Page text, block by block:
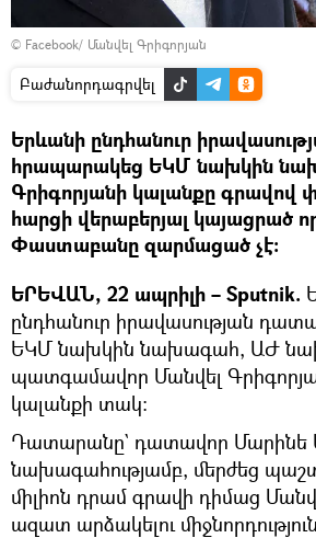
© Facebook/ Մանվել Գրիգորյան
Բաժանորդագրվել
Երևանի ընդհանուր
հրապարակեց ԵԿՄ նախկին
Գրիգորյանի կալանքը գրավով
հարցի վերաբերյալ կայացրած
Փաստաբանը զարմացած չէ։
ԵՐԵՎԱՆ, 22 ապրիլի – Sputnik.
ընդհանուր իրավասության
ԵԿՄ նախկին նախագահ, ԱԺ
պատգամավոր Մանվել
կալանքի տակ։
Դատարանը` դատավոր Մարինե
նախագահությամբ, մերժեց
միլիոն դրամ գրավի դիմաց
ազատ արձակելու